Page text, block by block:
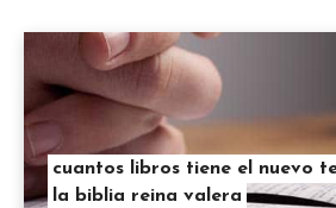
cuantos libros tiene el nuevo
la biblia reina valera